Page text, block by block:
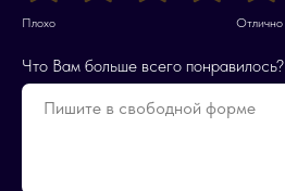
Плохо Отлично
Что Вам больше всего понравилось?